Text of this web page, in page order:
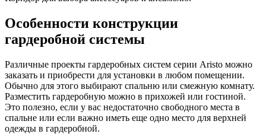
Особенности конструкции
гардеробной системы
Различные проекты гардеробных систем серии Aristo можно
заказать и приобрести для установки в любом помещении.
Обычно для этого выбирают спальню или смежную комнату.
Разместить гардеробную можно в прихожей или гостиной.
Это полезно, если у вас недостаточно свободного места в
спальне или если важно иметь еще одно место для верхней
одежды в гардеробной.